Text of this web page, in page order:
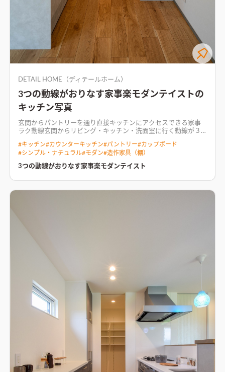
DETAIL HOME（ディテールホーム）
3つの動線がおりなす家事楽モダンテイストの
キッチン写真
玄関からパントリーを通り直接キッチンにアクセスできる家事
ラク動線玄関からリビング・キッチン・洗面室に行く動線が３
る回遊動線。 生活動線から考えたストレスフリーな間取りで、
快適な日々を過ごせる住まい。オーク・グレー・ホワイトの３
色でまとめた明るいリビング空間バーベキューがしやすいよう
にリビングとダイニングから広い庭に出られるようにし、軒天
に夏の日差しを遮れるようにタープを取り付けるフックを設置
#キッチン#カウンターキッチン#パントリー#カップボード
#シンプル・ナチュラル#モダン#造作家具（棚）
3つの動線がおりなす家事楽モダンテイスト